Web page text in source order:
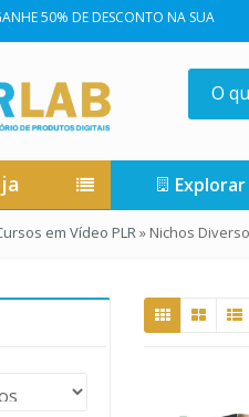
50% DE DESCONTO NA SUA PRIMEIRA
Explorar
em Vídeo PLR» Nichos